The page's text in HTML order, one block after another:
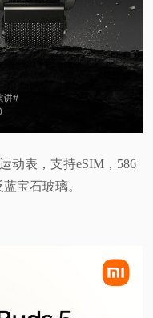
动表，支持eSIM，586
宝石玻璃。